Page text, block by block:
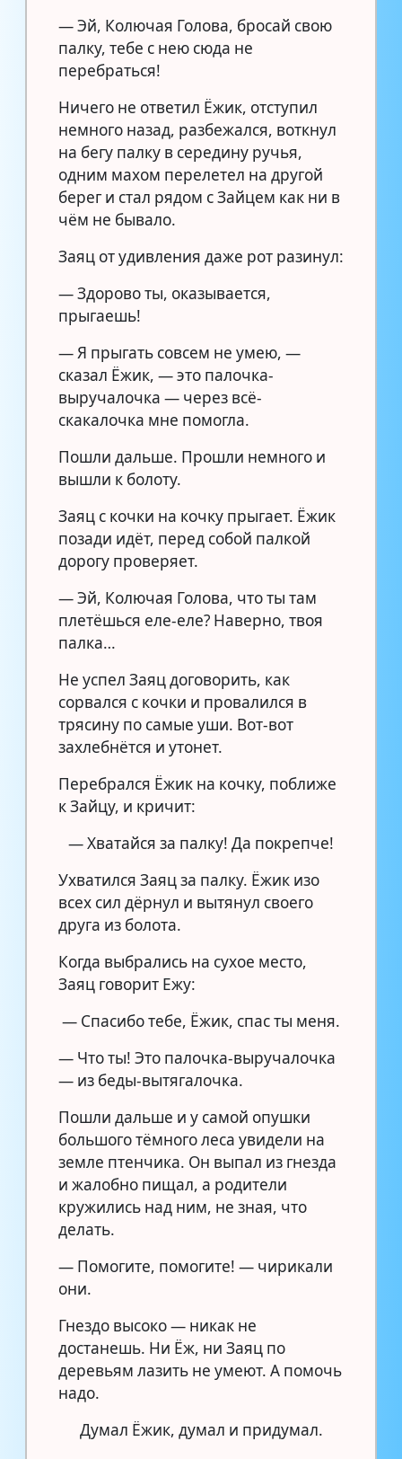
— Эй, Колючая Голова, бросай свою
палку, тебе с нею сюда не
перебраться!
Ничего не ответил Ёжик, отступил
немного назад, разбежался, воткнул
на бегу палку в середину ручья,
одним махом перелетел на другой
берег и стал рядом с Зайцем как ни в
чём не бывало.
Заяц от удивления даже рот разинул:
— Здорово ты, оказывается,
прыгаешь!
— Я прыгать совсем не умею, —
сказал Ёжик, — это палочка-
выручалочка — через всё-
скакалочка мне помогла.
Пошли дальше. Прошли немного и
вышли к болоту.
Заяц с кочки на кочку прыгает. Ёжик
позади идёт, перед собой палкой
дорогу проверяет.
— Эй, Колючая Голова, что ты там
плетёшься еле-еле? Наверно, твоя
палка…
Не успел Заяц договорить, как
сорвался с кочки и провалился в
трясину по самые уши. Вот-вот
захлебнётся и утонет.
Перебрался Ёжик на кочку, поближе
к Зайцу, и кричит:
— Хватайся за палку! Да покрепче!
Ухватился Заяц за палку. Ёжик изо
всех сил дёрнул и вытянул своего
друга из болота.
Когда выбрались на сухое место,
Заяц говорит Ежу:
— Спасибо тебе, Ёжик, спас ты меня.
— Что ты! Это палочка-выручалочка
— из беды-вытягалочка.
Пошли дальше и у самой опушки
большого тёмного леса увидели на
земле птенчика. Он выпал из гнезда
и жалобно пищал, а родители
кружились над ним, не зная, что
делать.
— Помогите, помогите! — чирикали
они.
Гнездо высоко — никак не
достанешь. Ни Ёж, ни Заяц по
деревьям лазить не умеют. А помочь
надо.
Думал Ёжик, думал и придумал.